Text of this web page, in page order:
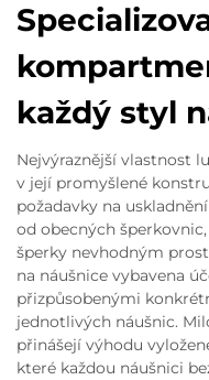
každý styl
Nejvýraznější vlastnost
v její promyšlené
požadavky na
od obecných
šperky nevhodným
na náušnice vybavena
přizpůsobenými
jednotlivých náušnic.
přinášejí výhodu
které každou náušnici